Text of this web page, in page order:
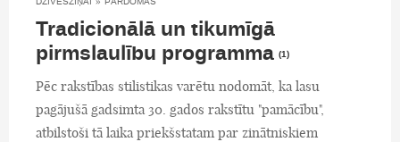
Tradicionālā un tikumīgā
pirmslaulību programma (1)
Pēc rakstības stilistikas varētu nodomāt, ka lasu
pagājušā gadsimta 30. gados rakstītu "pamācību",
atbilstoši tā laika priekšstatam par zinātniskiem